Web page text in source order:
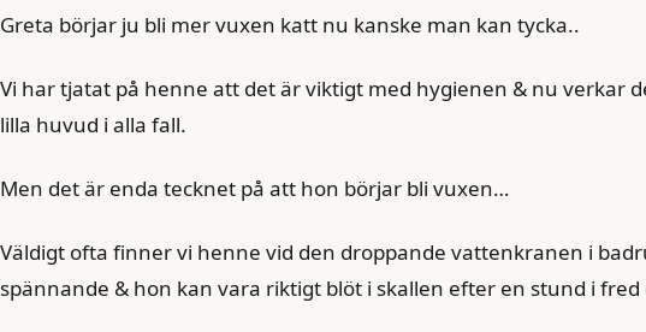
Greta börjar ju bli mer vuxen katt nu kanske man kan tycka..
Vi har tjatat på henne att det är viktigt med hygienen & nu verkar
lilla huvud i alla fall.
Men det är enda tecknet på att hon börjar bli vuxen…
Väldigt ofta finner vi henne vid den droppande vattenkranen i
spännande & hon kan vara riktigt blöt i skallen efter en stund i fred